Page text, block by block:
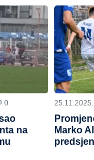
0
na
25.11.2025.
Marko